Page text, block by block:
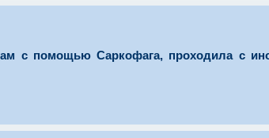
с помощью Саркофага, проходила с